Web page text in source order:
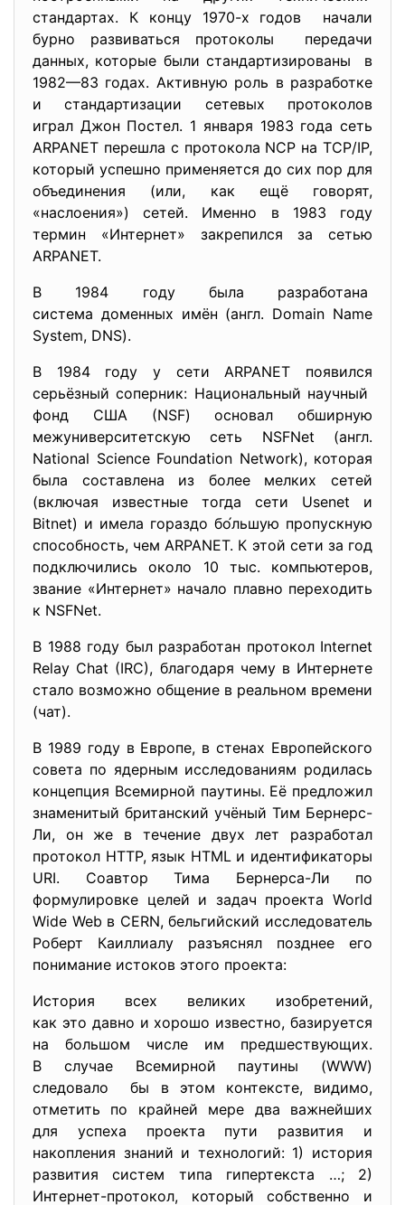
стандартах. К концу 1970-х годов начали
бурно развиваться протоколы передачи
данных, которые были стандартизированы в
1982—83 годах. Активную роль в разработке
и стандартизации сетевых протоколов
играл Джон Постел. 1 января 1983 года сеть
ARPANET перешла с протокола NCP на TCP/IP,
который успешно применяется до сих пор для
объединения (или, как ещё говорят,
«наслоения») сетей. Именно в 1983 году
термин «Интернет» закрепился за сетью
ARPANET.
В 1984 году была разработана
система доменных имён (англ. Domain Name
System, DNS).
В 1984 году у сети ARPANET появился
серьёзный соперник: Национальный научный
фонд США (NSF) основал обширную
межуниверситетскую сеть NSFNet (англ.
National Science Foundation Network), которая
была составлена из более мелких сетей
(включая известные тогда сети Usenet и
Bitnet) и имела гораздо бо́льшую пропускную
способность, чем ARPANET. К этой сети за год
подключились около 10 тыс. компьютеров,
звание «Интернет» начало плавно переходить
к NSFNet.
В 1988 году был разработан протокол Internet
Relay Chat (IRC), благодаря чему в Интернете
стало возможно общение в реальном времени
(чат).
В 1989 году в Европе, в стенах Европейского
совета по ядерным исследованиям родилась
концепция Всемирной паутины. Её предложил
знаменитый британский учёный Тим Бернерс-
Ли, он же в течение двух лет разработал
протокол HTTP, язык HTML и идентификаторы
URI. Соавтор Тима Бернерса-Ли по
формулировке целей и задач проекта World
Wide Web в CERN, бельгийский исследователь
Роберт Каиллиалу разъяснял позднее его
понимание истоков этого проекта:
История всех великих изобретений,
как это давно и хорошо известно, базируется
на большом числе им предшествующих.
В случае Всемирной паутины (WWW)
следовало бы в этом контексте, видимо,
отметить по крайней мере два важнейших
для успеха проекта пути развития и
накопления знаний и технологий: 1) история
развития систем типа гипертекста …; 2)
Интернет-протокол, который собственно и